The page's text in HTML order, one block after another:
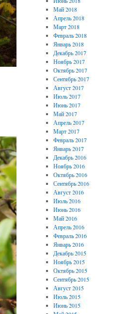
Май 2018
Апрель 2018
Март 2018
Февраль 2018
Январь 2018
Декабрь 2017
Ноябрь 2017
Октябрь 2017
Сентябрь 2017
Август 2017
Июль 2017
Июнь 2017
Май 2017
Апрель 2017
Март 2017
Февраль 2017
Январь 2017
Декабрь 2016
Ноябрь 2016
Октябрь 2016
Сентябрь 2016
Август 2016
Июль 2016
Июнь 2016
Май 2016
Апрель 2016
Февраль 2016
Январь 2016
Декабрь 2015
Ноябрь 2015
Октябрь 2015
Сентябрь 2015
Август 2015
Июль 2015
Июнь 2015